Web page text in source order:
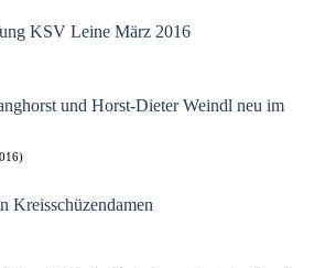
KSV Leine März 2016
und Horst-Dieter Weindl neu im
Kreisschüzendamen